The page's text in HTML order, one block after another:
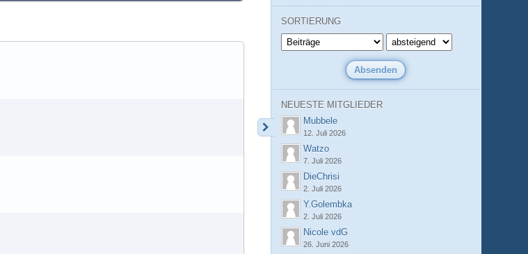
SORTIERUNG
NEUESTE MITGLIEDER
Mubbele
12. Juli 2026
Watzo
7. Juli 2026
DieChrisi
2. Juli 2026
Y.Golembka
2. Juli 2026
Nicole vdG
26. Juni 2026